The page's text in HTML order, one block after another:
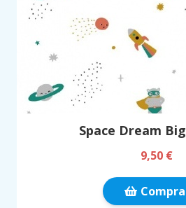
Space Dream
9,50 €